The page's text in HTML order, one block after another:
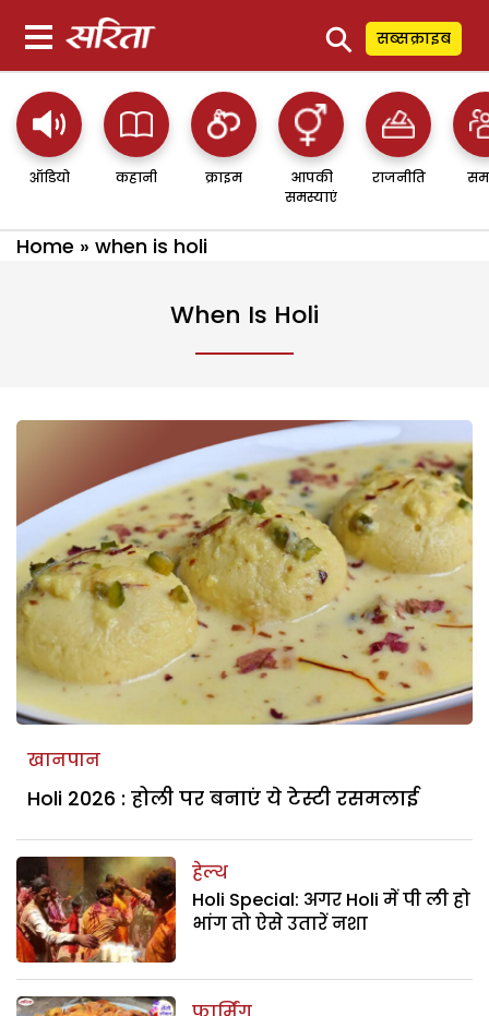
⚲ सब्सक्राइब
ऑडियो कहानी क्राइम
आपकी
समस्याएं
राजनीति
Home » when is holi
When Is Holi
खानपान
Holi 2026 : होली पर बनाएं ये टेस्टी रसमलाई
हेल्थ
Holi Special: अगर Holi में पी ली हो
भांग तो ऐसे उतारें नशा